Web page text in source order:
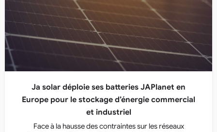
Ja solar déploie ses batteries JAPlanet en
Europe pour le stockage d’énergie commercial
et industriel
Face à la hausse des contraintes sur les réseaux